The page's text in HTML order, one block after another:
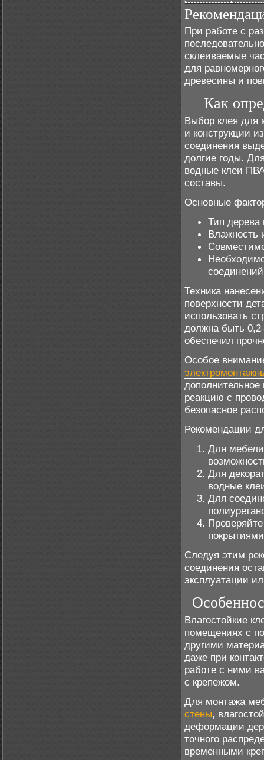
При работе с
склеиваемые
для
древесины и
Как
Выбор клея для
и конструкции
соединения
долгие годы.
водные клеи
составы.
Основные
Тип дерева
Влажность
Техника
поверхности
использовать
должна быть
обеспечил
Особое
реакцию с
безопасное
Рекомендации
Для мебели
Для
водные
Для
Следуя этим
соединения
эксплуатации
Влагостойкие
помещениях с
другими
даже при
работе с ними
с крепежом.
Для монтажа
стены,
деформации
точного
временными